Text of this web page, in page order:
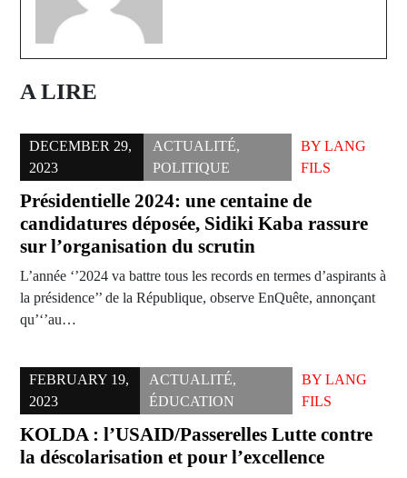
A LIRE
DECEMBER 29,
2023
ACTUALITÉ,
POLITIQUE
BYLANG
FILS
Présidentielle 2024: une centaine de
candidatures déposée, Sidiki Kaba rassure
sur l’organisation du scrutin
L’année ‘’2024 va battre tous les records en termes d’aspirants à
la présidence’’ de la République, observe EnQuête, annonçant
qu’‘’au…
FEBRUARY 19,
2023
ACTUALITÉ,
ÉDUCATION
BYLANG
FILS
KOLDA : l’USAID/Passerelles Lutte contre
la déscolarisation et pour l’excellence